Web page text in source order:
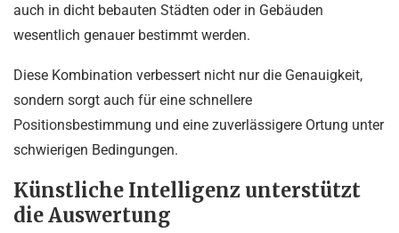
auch in dicht bebauten Städten oder in Gebäuden
wesentlich genauer bestimmt werden.
Diese Kombination verbessert nicht nur die Genauigkeit,
sondern sorgt auch für eine schnellere
Positionsbestimmung und eine zuverlässigere Ortung unter
schwierigen Bedingungen.
Künstliche Intelligenz unterstützt
die Auswertung